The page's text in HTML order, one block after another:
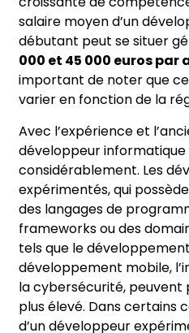
salaire moyen d’un
débutant peut se situer
000 et 45 000 euros par
important de noter que
varier en fonction de la
Avec l’expérience et
développeur
considérablement. Les
expérimentés, qui
des langages de
frameworks ou des
tels que le
développement mobile,
la cybersécurité, peuvent
plus élevé. Dans certains
d’un développeur